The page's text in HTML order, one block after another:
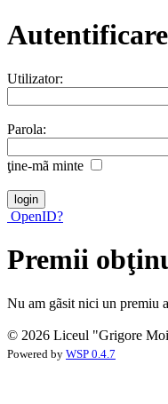
Autentificare
Utilizator:
Parola:
ţine-mã minte
OpenID?
Premii
Nu am gãsit nici un premiu
© 2026 Liceul "Grigore
Powered by WSP 0.4.7